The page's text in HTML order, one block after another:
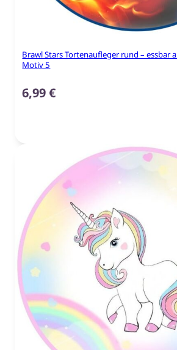
Brawl Stars Tortenaufleger rund – essbar
Motiv 5
6,99€